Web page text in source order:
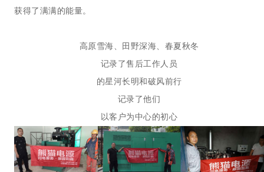
获得了满满的能量。
高原雪海、田野深海、春夏秋冬
记录了售后工作人员
的星河长明和破风前行
记录了他们
以客户为中心的初心